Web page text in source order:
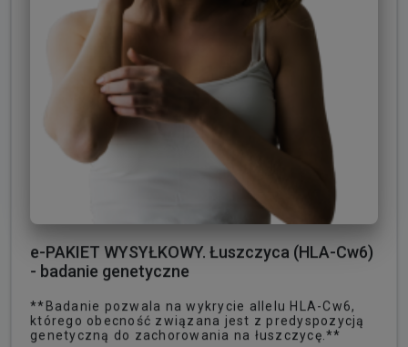
e-PAKIET WYSYŁKOWY. Łuszczyca (HLA-Cw6)
- badanie genetyczne
**Badanie pozwala na wykrycie allelu HLA-Cw6,
którego obecność związana jest z predyspozycją
genetyczną do zachorowania na łuszczycę.**